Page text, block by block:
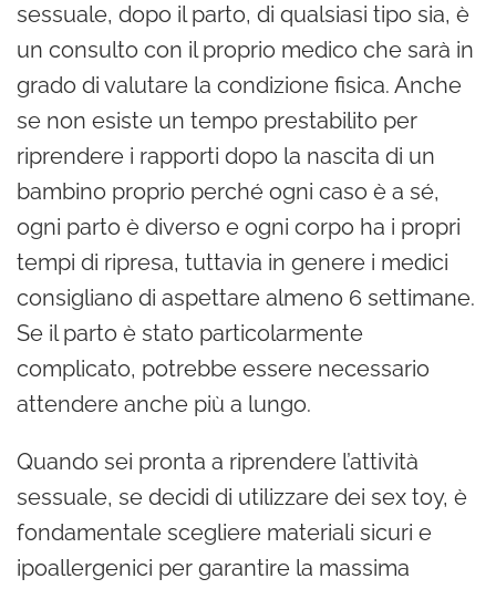
sessuale, dopo il parto, di qualsiasi tipo sia, è
un consulto con il proprio medico che sarà in
grado di valutare la condizione fisica. Anche
se non esiste un tempo prestabilito per
riprendere i rapporti dopo la nascita di un
bambino proprio perché ogni caso è a sé,
ogni parto è diverso e ogni corpo ha i propri
tempi di ripresa, tuttavia in genere i medici
consigliano di aspettare almeno 6 settimane.
Se il parto è stato particolarmente
complicato, potrebbe essere necessario
attendere anche più a lungo.
Quando sei pronta a riprendere l’attività
sessuale, se decidi di utilizzare dei sex toy, è
fondamentale scegliere materiali sicuri e
ipoallergenici per garantire la massima